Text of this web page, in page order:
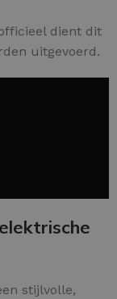
dient dit
uitgevoerd.
stijlvolle,